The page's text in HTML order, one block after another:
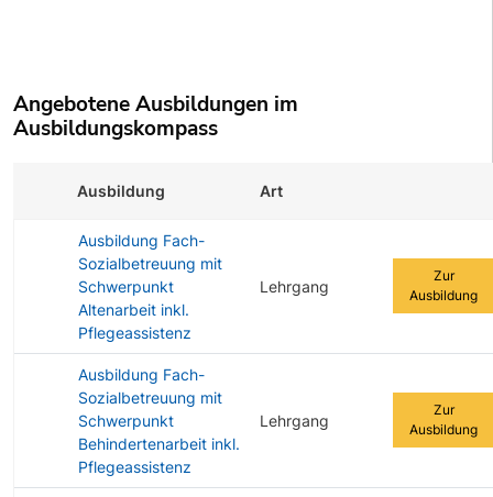
Angebotene Ausbildungen im
Ausbildungskompass
Ausbildung Art
Ausbildung Fach-
Sozialbetreuung mit
Schwerpunkt
Altenarbeit inkl.
Pflegeassistenz
Lehrgang
Zur
Ausbildung
Ausbildung Fach-
Sozialbetreuung mit
Schwerpunkt
Behindertenarbeit inkl.
Pflegeassistenz
Lehrgang
Zur
Ausbildung